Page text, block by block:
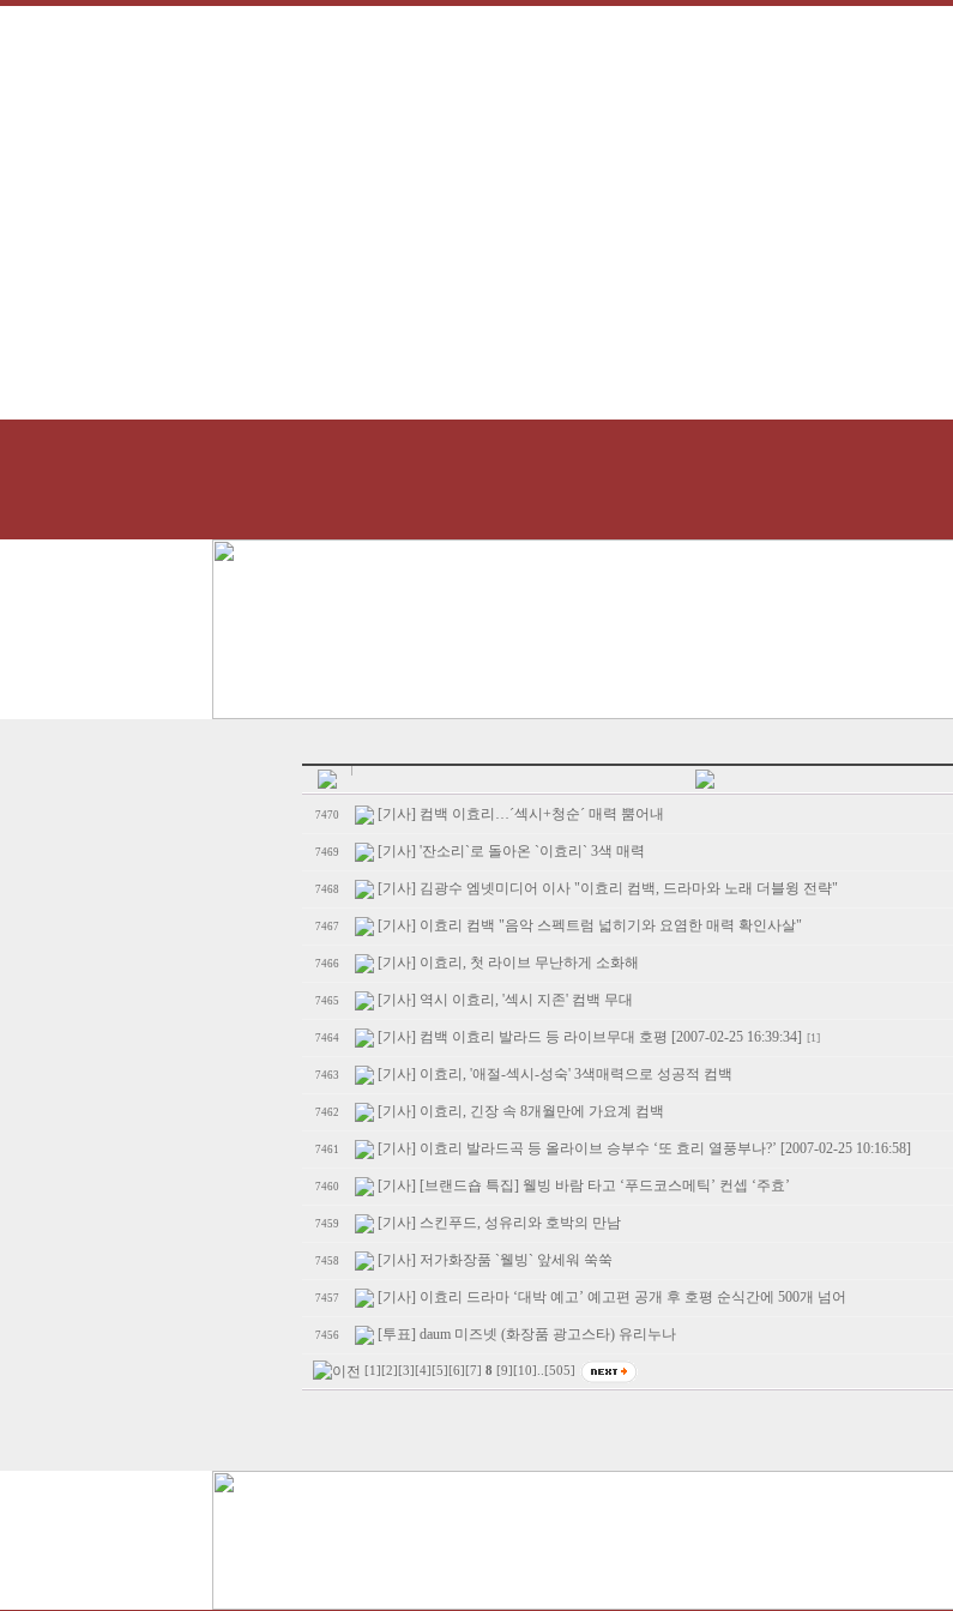
7470 [기사] 컴백 이효리…´섹시+청순´ 매력 뿜어내
7469 [기사] '잔소리`로 돌아온 `이효리` 3색 매력
7468 [기사] 김광수 엠넷미디어 이사 "이효리 컴백, 드라마와 노래 더블윙 전략"
7467 [기사] 이효리 컴백 "음악 스펙트럼 넓히기와 요염한 매력 확인사살"
7466 [기사] 이효리, 첫 라이브 무난하게 소화해
7465 [기사] 역시 이효리, '섹시 지존' 컴백 무대
7464 [기사] 컴백 이효리 발라드 등 라이브무대 호평 [2007-02-25 16:39:34] [1]
7463 [기사] 이효리, '애절-섹시-성숙' 3색매력으로 성공적 컴백
7462 [기사] 이효리, 긴장 속 8개월만에 가요계 컴백
7461 [기사] 이효리 발라드곡 등 올라이브 승부수 ‘또 효리 열풍부나?’ [2007-02-25 10:16:58]
7460 [기사] [브랜드숍 특집] 웰빙 바람 타고 ‘푸드코스메틱’ 컨셉 ‘주효’
7459 [기사] 스킨푸드, 성유리와 호박의 만남
7458 [기사] 저가화장품 `웰빙` 앞세워 쑥쑥
7457 [기사] 이효리 드라마 ‘대박 예고’ 예고편 공개 후 호평 순식간에 500개 넘어
7456 [투표] daum 미즈넷 (화장품 광고스타) 유리누나
[1] [2] [3] [4] [5] [6] [7] 8 [9] [10] [505]